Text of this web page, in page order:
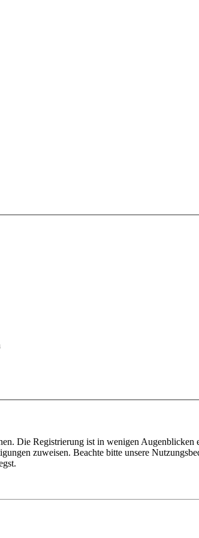
Die Registrierung ist in wenigen
zuweisen. Beachte bitte unsere